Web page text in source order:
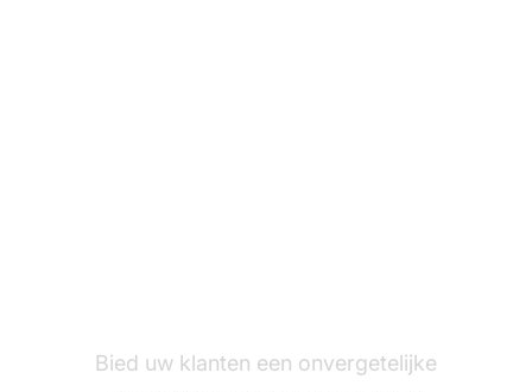
Bied uw klanten een onvergetelijke